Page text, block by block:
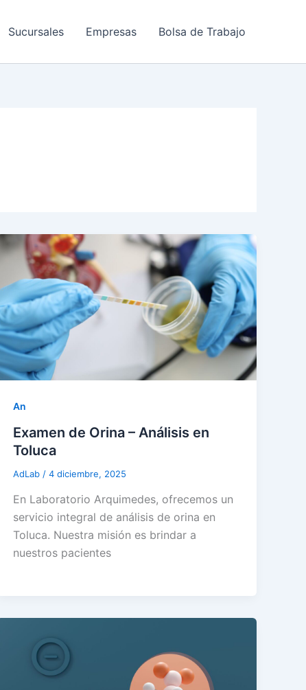
Sucursales Empresas Bolsa de Trabajo
An
Examen de Orina – Análisis en
Toluca
AdLab /4 diciembre, 2025
En Laboratorio Arquimedes, ofrecemos un
servicio integral de análisis de orina en
Toluca. Nuestra misión es brindar a
nuestros pacientes